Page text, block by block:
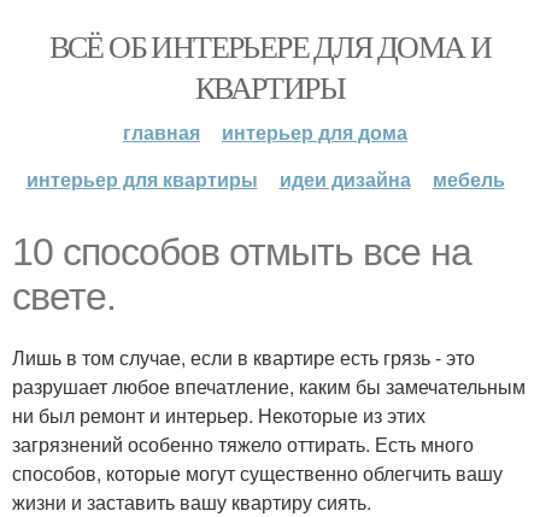
ВСЁ ОБ ИНТЕРЬЕРЕ ДЛЯ ДОМА И
КВАРТИРЫ
главная
интерьер для дома
интерьер для квартиры
идеи дизайна мебель
10 способов отмыть все на
свете.
Лишь в том случае, если в квартире есть грязь - это
разрушает любое впечатление, каким бы замечательным
ни был ремонт и интерьер. Некоторые из этих
загрязнений особенно тяжело оттирать. Есть много
способов, которые могут существенно облегчить вашу
жизни и заставить вашу квартиру сиять.